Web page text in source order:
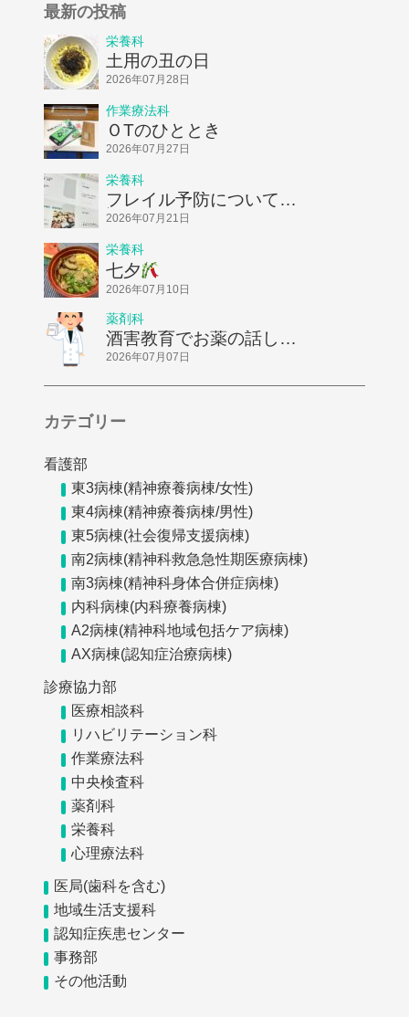
最新の投稿
栄養科
土用の丑の日
2026年07月28日
作業療法科
ＯTのひととき
2026年07月27日
栄養科
フレイル予防についてお
話ししました！
2026年07月21日
栄養科
七夕
2026年07月10日
薬剤科
酒害教育でお薬の話しを
してきました
2026年07月07日
カテゴリー
看護部
東3病棟(精神療養病棟/女性)
東4病棟(精神療養病棟/男性)
東5病棟(社会復帰支援病棟)
南2病棟(精神科救急急性期医療病棟)
南3病棟(精神科身体合併症病棟)
内科病棟(内科療養病棟)
A2病棟(精神科地域包括ケア病棟)
AX病棟(認知症治療病棟)
診療協力部
医療相談科
リハビリテーション科
作業療法科
中央検査科
薬剤科
栄養科
心理療法科
医局(歯科を含む)
地域生活支援科
認知症疾患センター
事務部
その他活動